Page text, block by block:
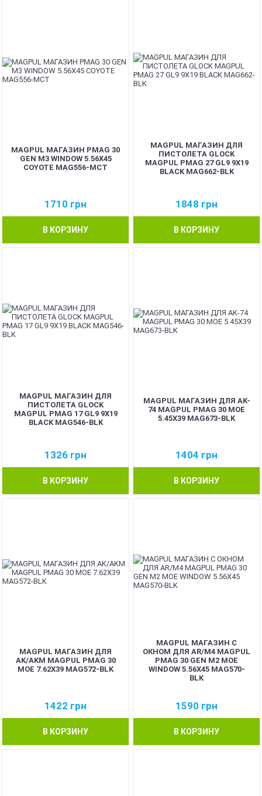
MAGPUL МАГАЗИН PMAG 30
GEN M3 WINDOW 5.56X45
COYOTE MAG556-MCT
1710 грн
В КОРЗИНУ
MAGPUL МАГАЗИН ДЛЯ
ПИСТОЛЕТА GLOCK
MAGPUL PMAG 27 GL9 9X19
BLACK MAG662-BLK
1848 грн
В КОРЗИНУ
MAGPUL МАГАЗИН ДЛЯ
ПИСТОЛЕТА GLOCK
MAGPUL PMAG 17 GL9 9X19
BLACK MAG546-BLK
1326 грн
В КОРЗИНУ
MAGPUL МАГАЗИН ДЛЯ AK-
74 MAGPUL PMAG 30 MOE
5.45X39 MAG673-BLK
1404 грн
В КОРЗИНУ
MAGPUL МАГАЗИН ДЛЯ
AK/AKM MAGPUL PMAG 30
MOE 7.62X39 MAG572-BLK
1422 грн
В КОРЗИНУ
MAGPUL МАГАЗИН С
ОКНОМ ДЛЯ AR/M4 MAGPUL
PMAG 30 GEN M2 MOE
WINDOW 5.56X45 MAG570-
BLK
1590 грн
В КОРЗИНУ